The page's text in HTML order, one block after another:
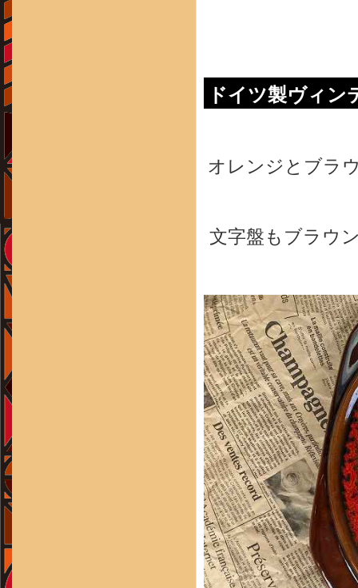
ドイツ製ヴィ
オレンジとブラ
文字盤もブラウ